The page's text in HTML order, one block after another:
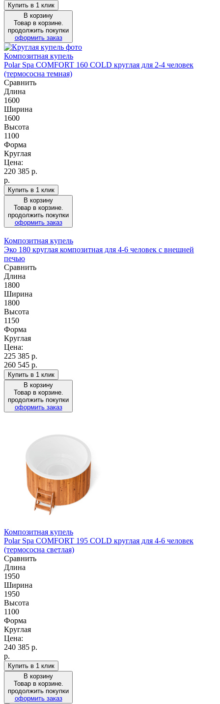
Купить в 1 клик
В корзину
Товар в корзине.
продолжить покупки
оформить заказ
Композитная купель
Polar Spa COMFORT 160 COLD круглая для 2-4 человек
(термососна темная)
Сравнить
Длина
1600
Ширина
1600
Высота
1100
Форма
Круглая
Цена:
220 385 р.
р.
Купить в 1 клик
В корзину
Товар в корзине.
продолжить покупки
оформить заказ
Композитная купель
Эко 180 круглая композитная для 4-6 человек с внешней
печью
Сравнить
Длина
1800
Ширина
1800
Высота
1150
Форма
Круглая
Цена:
225 385 р.
260 545 р.
Купить в 1 клик
В корзину
Товар в корзине.
продолжить покупки
оформить заказ
Композитная купель
Polar Spa COMFORT 195 COLD круглая для 4-6 человек
(термососна светлая)
Сравнить
Длина
1950
Ширина
1950
Высота
1100
Форма
Круглая
Цена:
240 385 р.
р.
Купить в 1 клик
В корзину
Товар в корзине.
продолжить покупки
оформить заказ